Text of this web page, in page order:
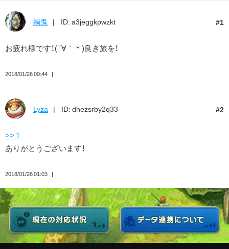
1
禍鬼 ID: a3jeggkpwzkt
お疲れ様です！( ´∀｀＊)良き旅を！
2018/01/26 00:44
2
Lyza ID: dhezsrby2q33
>> 1
ありがとうございます！
2018/01/26 01:03